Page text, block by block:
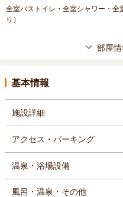
全室バストイレ・全室シャワー・
り）
部屋
基本情報
施設詳細
アクセス・パーキング
温泉・浴場設備
風呂・温泉・その他